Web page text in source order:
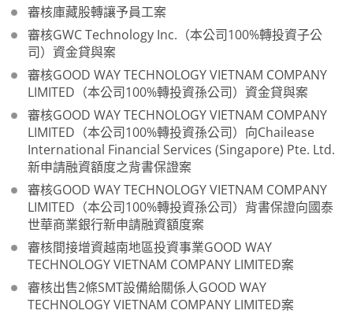
審核庫藏股轉讓予員工案
審核GWC Technology Inc.（本公司100%轉投資子公
司）資金貸與案
審核GOOD WAY TECHNOLOGY VIETNAM COMPANY
LIMITED（本公司100%轉投資孫公司）資金貸與案
審核GOOD WAY TECHNOLOGY VIETNAM COMPANY
LIMITED（本公司100%轉投資孫公司）向Chailease
International Financial Services (Singapore) Pte. Ltd.
新申請融資額度之背書保證案
審核GOOD WAY TECHNOLOGY VIETNAM COMPANY
LIMITED（本公司100%轉投資孫公司）背書保證向國泰
世華商業銀行新申請融資額度案
審核間接增資越南地區投資事業GOOD WAY
TECHNOLOGY VIETNAM COMPANY LIMITED案
審核出售2條SMT設備給關係人GOOD WAY
TECHNOLOGY VIETNAM COMPANY LIMITED案